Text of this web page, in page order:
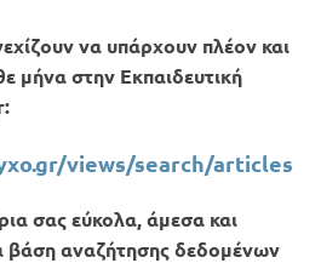
να υπάρχουν πλέον και
μήνα στην Εκπαιδευτική
views/search/articles
σας εύκολα, άμεσα και
βάση αναζήτησης δεδομένων